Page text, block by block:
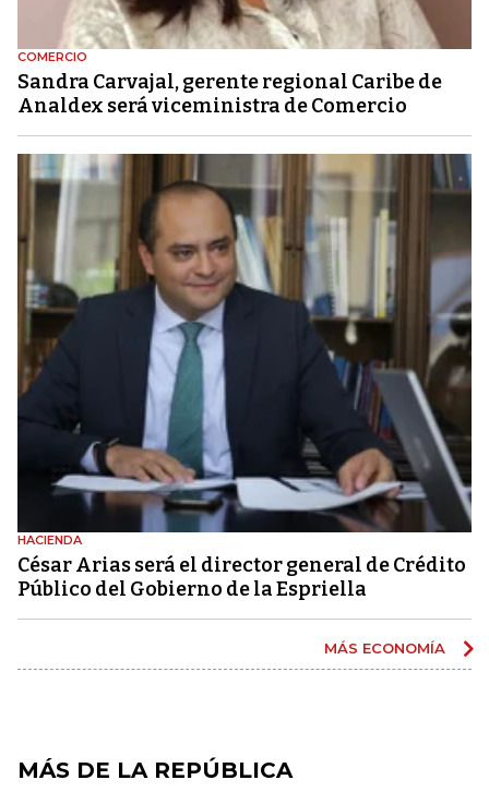
COMERCIO
Sandra Carvajal, gerente regional Caribe de
Analdex será viceministra de Comercio
HACIENDA
César Arias será el director general de Crédito
Público del Gobierno de la Espriella
MÁS ECONOMÍA
MÁS DE LA REPÚBLICA